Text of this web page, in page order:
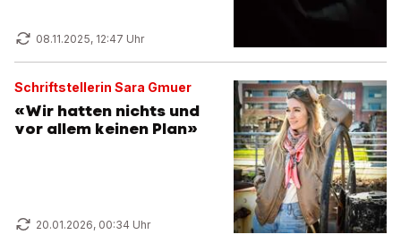
08.11.2025, 12:47 Uhr
Schriftstellerin Sara Gmuer
«Wir hatten nichts und
vor allem keinen Plan»
20.01.2026, 00:34 Uhr